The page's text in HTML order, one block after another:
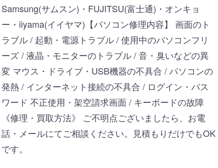
Samsung(サムスン)・FUJITSU(富士通)・オンキョ
ー・iiyama(イイヤマ)【パソコン修理内容】 画面のト
ラブル / 起動・電源トラブル / 使用中のパソコンフリ
ーズ / 液晶・モニターのトラブル / 音・臭いなどの異
変 マウス・ドライブ・USB機器の不具合 / パソコンの
発熱 / インターネット接続の不具合 / ログイン・パス
ワード 不正使用・架空請求画面 / キーボードの故障
《修理・買取方法》 ご不明点ございましたら、お電
話・メールにてご相談ください。見積もりだけでもOK
です。